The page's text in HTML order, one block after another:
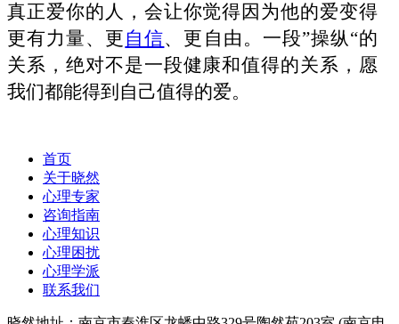
真正爱你的人，会让你觉得因为他的爱变得
更有力量、更自信、更自由。一段”操纵“的
关系，绝对不是一段健康和值得的关系，愿
我们都能得到自己值得的爱。
首页
关于晓然
心理专家
咨询指南
心理知识
心理困扰
心理学派
联系我们